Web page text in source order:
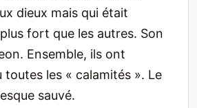
dieux mais qui était
fort que les autres. Son
Ensemble, ils ont
toutes les « calamités ». Le
sauvé.